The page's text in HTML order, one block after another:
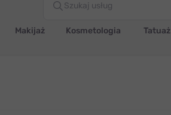
Makijaż Kosmetologia Tatuaż